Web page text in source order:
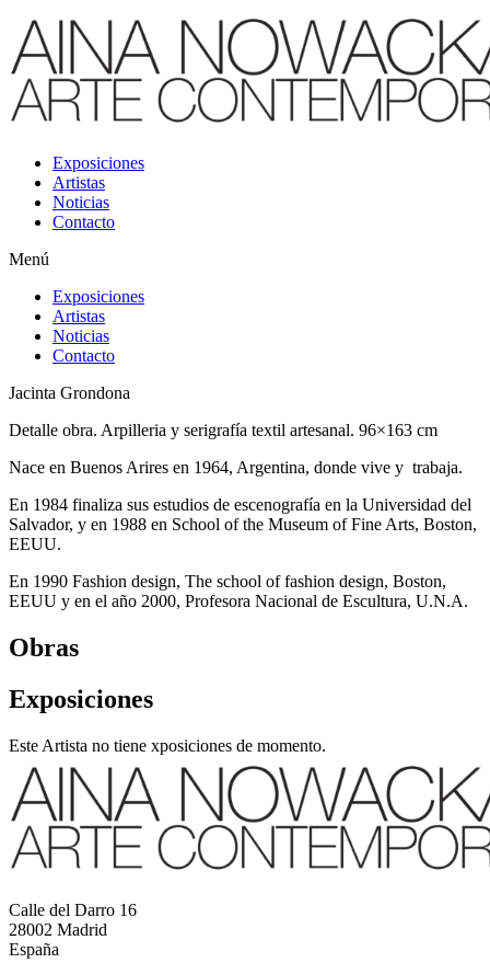
Exposiciones
Artistas
Noticias
Contacto
Menú
Exposiciones
Artistas
Noticias
Contacto
Jacinta Grondona
Detalle obra. Arpilleria y serigrafía textil artesanal. 96×163 cm
Nace en Buenos Arires en 1964, Argentina, donde vive y trabaja.
En 1984 finaliza sus estudios de escenografía en la Universidad del
Salvador, y en 1988 en School of the Museum of Fine Arts, Boston,
EEUU.
En 1990 Fashion design, The school of fashion design, Boston,
EEUU y en el año 2000, Profesora Nacional de Escultura, U.N.A.
Obras
Exposiciones
Este Artista no tiene xposiciones de momento.
Calle del Darro 16
28002 Madrid
España